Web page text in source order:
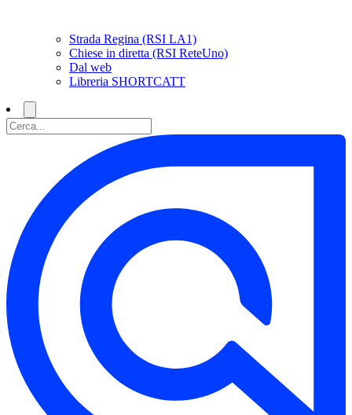
Strada Regina (RSI LA1)
Chiese in diretta (RSI ReteUno)
Dal web
Libreria SHORTCATT